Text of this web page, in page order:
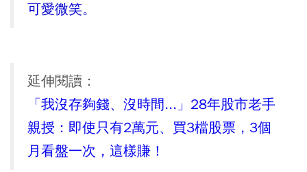
可愛微笑。
延伸閱讀：
「我沒存夠錢、沒時間...」28年股市老手
親授：即使只有2萬元、買3檔股票，3個
月看盤一次，這樣賺！